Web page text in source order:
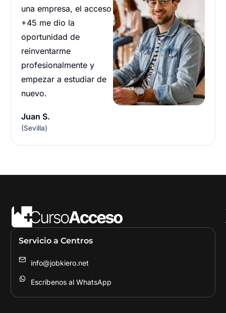
una empresa, el acceso
+45 me dio la
oportunidad de
reinventarme
profesionalmente y
empezar a estudiar de
nuevo.
Juan S.
(Sevilla)
Servicio a Centros
info@jobkiero.net
Escríbenos al WhatsApp